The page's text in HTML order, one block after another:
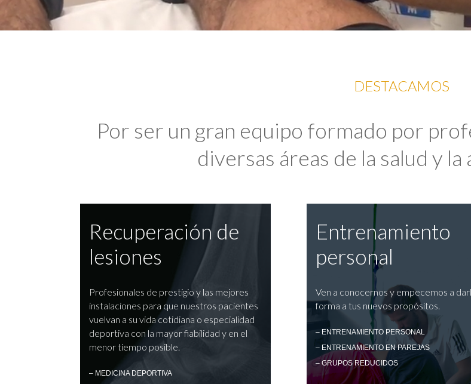
DESTACAMOS
Por ser un gran equipo formado por
diversas áreas de la salud y
Recuperación de
lesiones
Profesionales de prestigio y las mejores
instalaciones para que nuestros pacientes
vuelvan a su vida cotidiana o especialidad
deportiva con la mayor fiabilidad y en el
menor tiempo posible.
– MEDICINA DEPORTIVA
Entrenamiento
personal
Ven a conocernos y empecemos a
forma a tus nuevos propósitos.
– ENTRENAMIENTO PERSONAL
– ENTRENAMIENTO EN PAREJAS
– GRUPOS REDUCIDOS